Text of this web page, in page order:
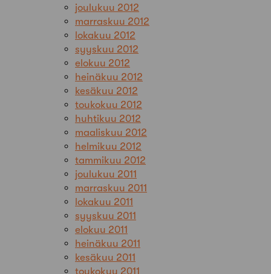
joulukuu 2012
marraskuu 2012
lokakuu 2012
syyskuu 2012
elokuu 2012
heinäkuu 2012
kesäkuu 2012
toukokuu 2012
huhtikuu 2012
maaliskuu 2012
helmikuu 2012
tammikuu 2012
joulukuu 2011
marraskuu 2011
lokakuu 2011
syyskuu 2011
elokuu 2011
heinäkuu 2011
kesäkuu 2011
toukokuu 2011